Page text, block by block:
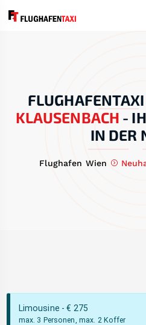
FLUGHAFENTAXI
KLAUSENBACH -
IN DER
Flughafen Wien
Limousine - € 275
max. 3 Personen, max. 2 Koffer